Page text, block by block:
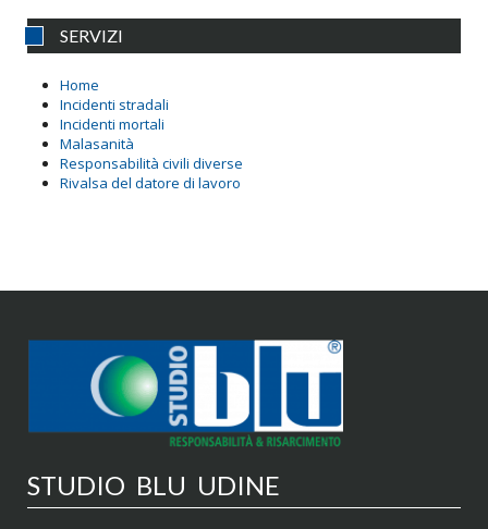
SERVIZI
Home
Incidenti stradali
Incidenti mortali
Malasanità
Responsabilità civili diverse
Rivalsa del datore di lavoro
STUDIO BLU UDINE